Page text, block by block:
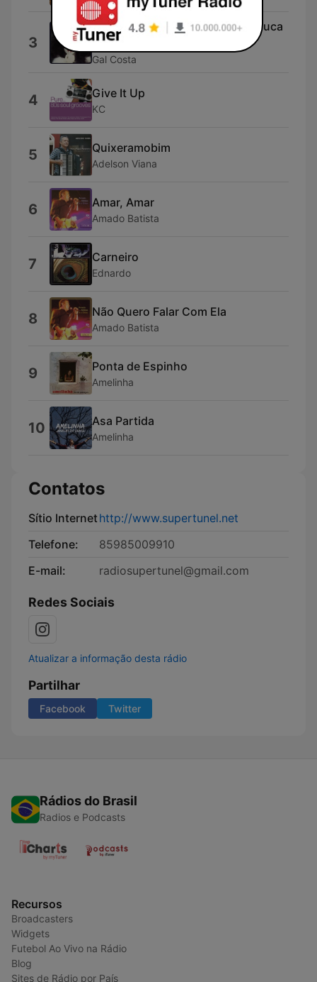
3
Cabeça Féita / Tililingo / Tem Pouca
Diférença
Gal Costa
4 Give It Up
KC
5 Quixeramobim
Adelson Viana
6 Amar, Amar
Amado Batista
7 Carneiro
Ednardo
8 Não Quero Falar Com Ela
Amado Batista
9 Ponta de Espinho
Amelinha
10 Asa Partida
Amelinha
Contatos
Sítio Internethttp://www.supertunel.net
Telefone:
85985009910
E-mail:
radiosupertunel@gmail.com
Redes Sociais
Atualizar a informação desta rádio
Partilhar
Facebook Twitter
Rádios do Brasil
Radios e Podcasts
Recursos
Broadcasters
Widgets
Futebol Ao Vivo na Rádio
Blog
Sites de Rádio por País